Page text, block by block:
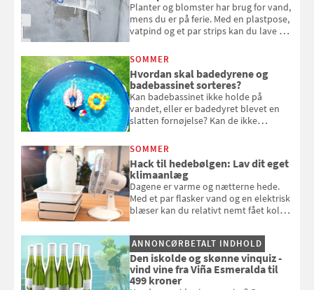
Planter og blomster har brug for vand,
mens du er på ferie. Med en plastpose,
vatpind og et par strips kan du lave dit
at bede naboen om at vande eller
komme hjem til døde planter
SOMMER
Hvordan skal badedyrene og
badebassinet sorteres?
Kan badebassinet ikke holde på
vandet, eller er badedyret blevet en
slatten fornøjelse? Kan de ikke
opmærksom, når du smider
badebassinet eller et badedyr ud
SOMMER
Hack til hedebølgen: Lav dit eget
klimaanlæg
Dagene er varme og nætterne hede.
Med et par flasker vand og en elektrisk
blæser kan du relativt nemt fået koldt
og se, hvordan du gør
ANNONCØRBETALT INDHOLD
Den iskolde og skønne vinquiz -
vind vine fra Viña Esmeralda til
499 kroner